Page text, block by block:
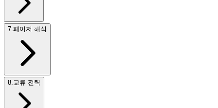
7 페이저 해석
8 교류 전력